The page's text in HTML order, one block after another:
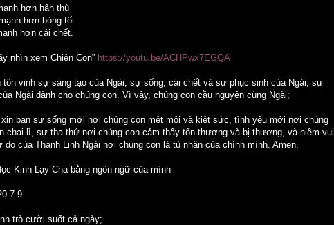
hơn hận thù
hơn bóng tối
hơn cái chết.
nhìn xem Chiên Con” https://youtu.be/ACHPwx7EGQA
tôn vinh sự sáng tạo của Ngài, sự sống, cái chết và sự phục sinh của Ngài, sự
Ngài dành cho chúng con. Vì vậy, chúng con cầu nguyện cùng Ngài;
xin ban sự sống mới nơi chúng con mệt mỏi và kiệt sức, tình yêu mới nơi chúng
chai lì, sự tha thứ nơi chúng con cảm thấy tổn thương và bị thương, và niềm vui
của Thánh Linh Ngài nơi chúng con là tù nhân của chính mình. Amen.
Kinh Lạy Cha bằng ngôn ngữ của mình
9
trò cười suốt cả ngày;